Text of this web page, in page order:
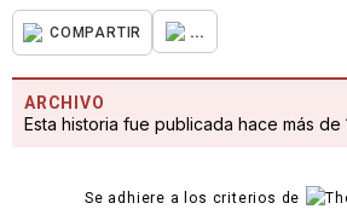
COMPARTIR ...
ARCHIVO
Esta historia fue publicada hace más de
Se adhiere a los criterios de